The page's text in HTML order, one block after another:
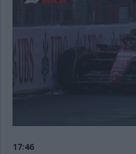
17:46